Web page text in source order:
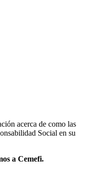
acerca de como las
Social en su
a Cemefi.